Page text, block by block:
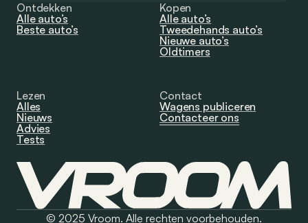
Ontdekken
Alle auto’s
Beste auto’s
Kopen
Alle auto’s
Tweedehands auto’s
Nieuwe auto’s
Oldtimers
Lezen
Alles
Nieuws
Advies
Tests
Contact
Wagens publiceren
Contacteer ons
© 2025 Vroom. Alle rechten voorbehouden.